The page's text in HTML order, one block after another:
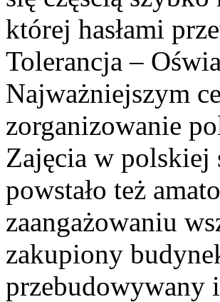
której hasłami
Tolerancja –
Najważniejszym
zorganizowanie
Zajęcia w polskiej
powstało też
zaangażowaniu
zakupiony
przebudowywany